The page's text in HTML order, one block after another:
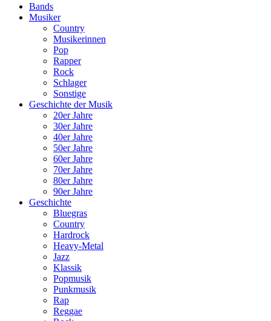
Bands
Musiker
Country
Musikerinnen
Pop
Rapper
Rock
Schlager
Sonstige
Geschichte der Musik
20er Jahre
30er Jahre
40er Jahre
50er Jahre
60er Jahre
70er Jahre
80er Jahre
90er Jahre
Geschichte
Bluegras
Country
Hardrock
Heavy-Metal
Jazz
Klassik
Popmusik
Punkmusik
Rap
Reggae